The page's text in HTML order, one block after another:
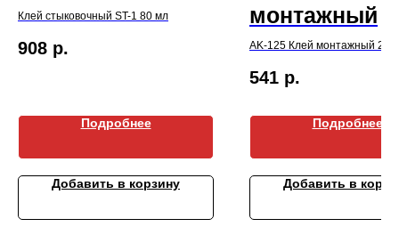
Клей стыковочный ST-1 80 мл
908 р.
Подробнее
Добавить в корзину
монтажный
AK-125 Клей монтажный 290
541 р.
Подробнее
Добавить в